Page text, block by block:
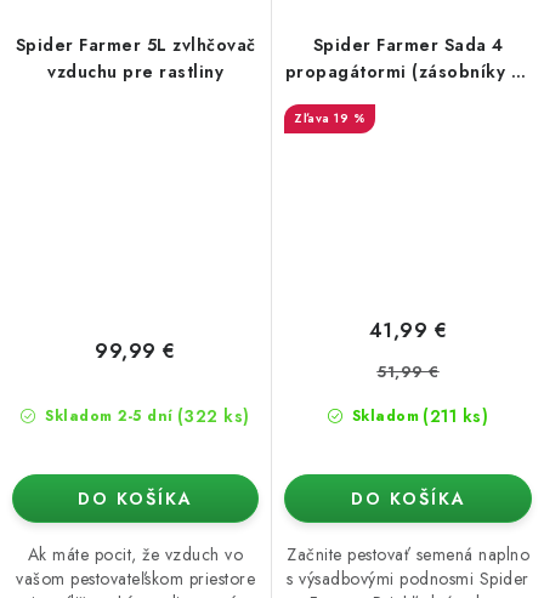
Spider Farmer 5L zvlhčovač
vzduchu pre rastliny
Skladom 2-5 dní (322 ks)
99,99 €
DO KOŠÍKA
Ak máte pocit, že vzduch vo
vašom pestovateľskom priestore
Spider Farmer Sada 4
propagátormi (zásobníky na
štartovanie semien)
19 %
Skladom (211 ks)
41,99 €
51,99 €
DO KOŠÍKA
Začnite pestovať semená naplno
s výsadbovými podnosmi Spider